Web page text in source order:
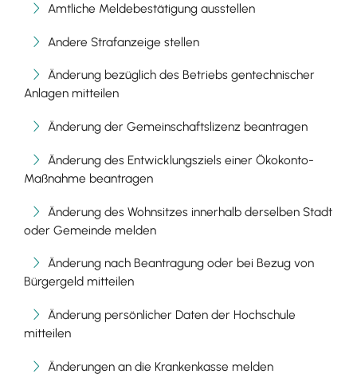
Amtliche Meldebestätigung ausstellen
Andere Strafanzeige stellen
Änderung bezüglich des Betriebs gentechnischer
Anlagen mitteilen
Änderung der Gemeinschaftslizenz beantragen
Änderung des Entwicklungsziels einer Ökokonto-
Maßnahme beantragen
Änderung des Wohnsitzes innerhalb derselben Stadt
oder Gemeinde melden
Änderung nach Beantragung oder bei Bezug von
Bürgergeld mitteilen
Änderung persönlicher Daten der Hochschule
mitteilen
Änderungen an die Krankenkasse melden